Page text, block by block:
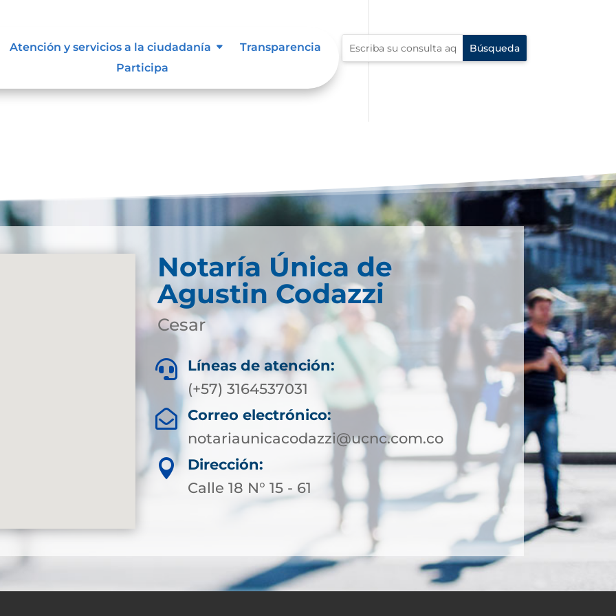
Atención y servicios a la ciudadanía
Transparencia
Participa
Notaría Única de
Agustin Codazzi
Cesar

Líneas de atención:
(+57) 3164537031

Correo electrónico:
notariaunicacodazzi@ucnc.com.co

Dirección:
Calle 18 N° 15 - 61